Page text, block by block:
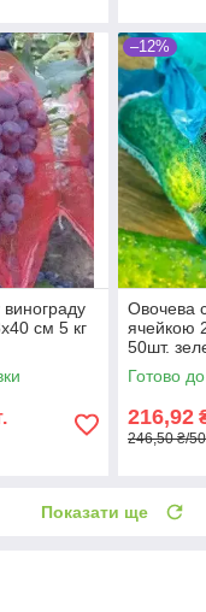
винограду
см 5 кг
–12%
Овочева
ячейкою
50шт.
мішок для
Готово
216,92
246,50 ₴/
Показати ще